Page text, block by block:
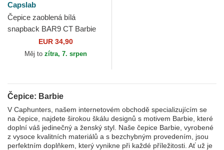
Capslab
Čepice zaoblená bílá
snapback BAR9 CT Barbie
EUR 34,90
Měj to zítra, 7. srpen
Čepice: Barbie
V Caphunters, našem internetovém obchodě specializujícím se
na čepice, najdete širokou škálu designů s motivem Barbie, které
doplní váš jedinečný a ženský styl. Naše čepice Barbie, vyrobené
z vysoce kvalitních materiálů a s bezchybným provedením, jsou
perfektním doplňkem, který vynikne při každé příležitosti. Ať už je